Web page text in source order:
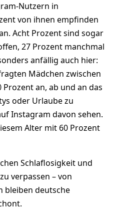
Nutzern in
von ihnen empfinden
Acht Prozent sind sogar
27 Prozent manchmal
anfällig auch hier:
Mädchen zwischen
Prozent an, ab und an das
oder Urlaube zu
Instagram davon sehen.
Alter mit 60 Prozent
Schlaflosigkeit und
verpassen – von
bleiben deutsche